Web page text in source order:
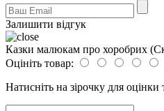
Залишити відгук
Казки малюкам про хоробрих
Оцініть товар:
Натисніть на зірочку для оцінки